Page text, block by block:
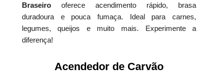
Braseirooferece acendimento rápido, brasa
duradoura e pouca fumaça. Ideal para carnes,
legumes, queijos e muito mais. Experimente a
diferença!
Acendedor de Carvão